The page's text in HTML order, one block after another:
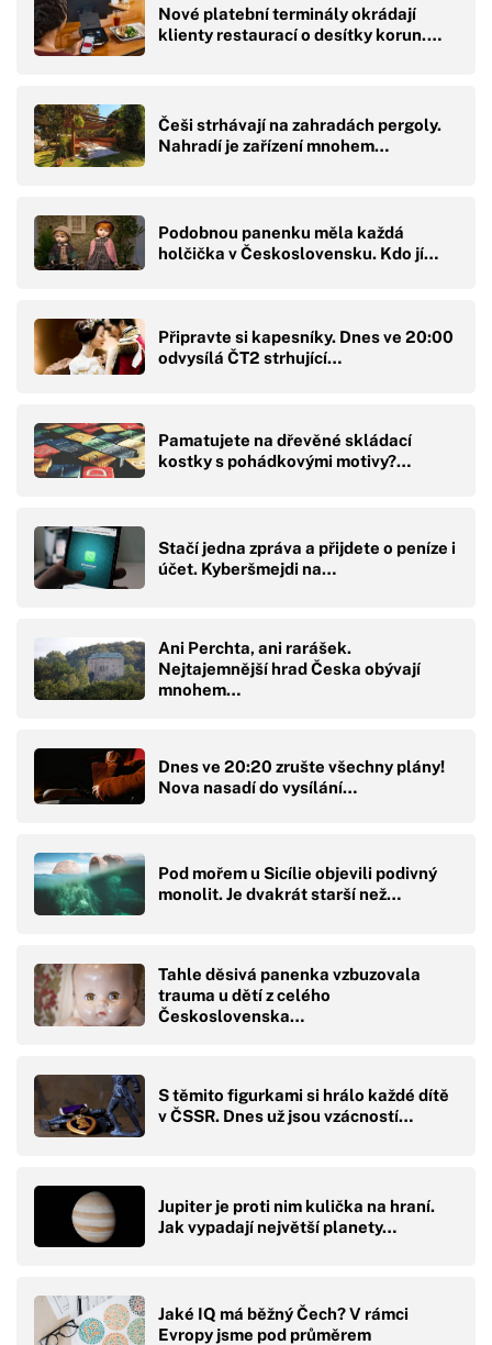
Nové platební terminály okrádají
klienty restaurací o desítky korun.…
Češi strhávají na zahradách pergoly.
Nahradí je zařízení mnohem…
Podobnou panenku měla každá
holčička v Československu. Kdo jí…
Připravte si kapesníky. Dnes ve 20:00
odvysílá ČT2 strhující…
Pamatujete na dřevěné skládací
kostky s pohádkovými motivy?…
Stačí jedna zpráva a přijdete o peníze i
účet. Kyberšmejdi na…
Ani Perchta, ani rarášek.
Nejtajemnější hrad Česka obývají
mnohem…
Dnes ve 20:20 zrušte všechny plány!
Nova nasadí do vysílání…
Pod mořem u Sicílie objevili podivný
monolit. Je dvakrát starší než…
Tahle děsivá panenka vzbuzovala
trauma u dětí z celého
Československa…
S těmito figurkami si hrálo každé dítě
v ČSSR. Dnes už jsou vzácností…
Jupiter je proti nim kulička na hraní.
Jak vypadají největší planety…
Jaké IQ má běžný Čech? V rámci
Evropy jsme pod průměrem